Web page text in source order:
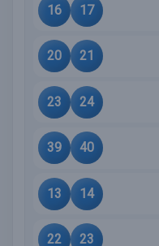
16 17
20 21
23 24
39 40
13 14
22 23